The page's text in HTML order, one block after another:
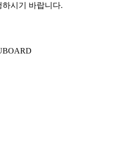
시기 바랍니다.